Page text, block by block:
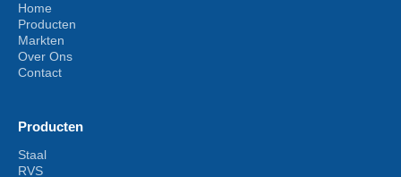
Home
Producten
Markten
Over Ons
Contact
Producten
Staal
RVS